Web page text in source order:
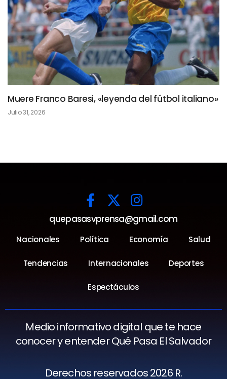
Muere Franco Baresi, «leyenda del fútbol italiano»
Julio 31, 2026
quepasasvprensa@gmail.com
Nacionales Política Economía Salud
Tendencias Internacionales Deportes
Espectáculos
Medio informativo digital que te hace
conocer y entender Qué Pasa El Salvador
Derechos reservados 2026 R.